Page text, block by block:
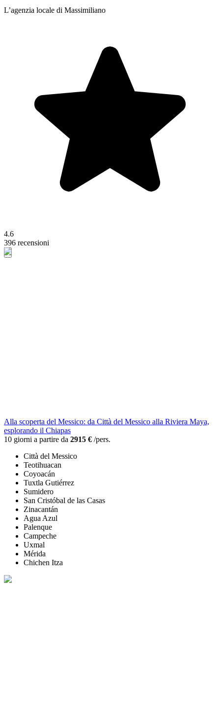
L’agenzia locale di Massimiliano
4.6
396 recensioni
Alla scoperta del Messico: da Città del Messico alla Riviera Maya,
esplorando il Chiapas
10 giorni a partire da 2915 € /pers.
Città del Messico
Teotihuacan
Coyoacán
Tuxtla Gutiérrez
Sumidero
San Cristóbal de las Casas
Zinacantán
Agua Azul
Palenque
Campeche
Uxmal
Mérida
Chichen Itza